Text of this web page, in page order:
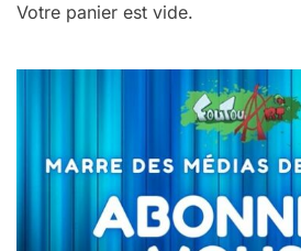
Votre panier est vide.